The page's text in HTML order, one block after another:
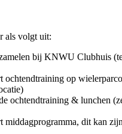
als volgt uit:
bij KNWU Clubhuis
ochtendtraining op
ochtendtraining & lunchen
middagprogramma, dit kan